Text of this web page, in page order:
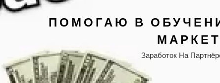
ПОМОГАЮ В
Заработок На